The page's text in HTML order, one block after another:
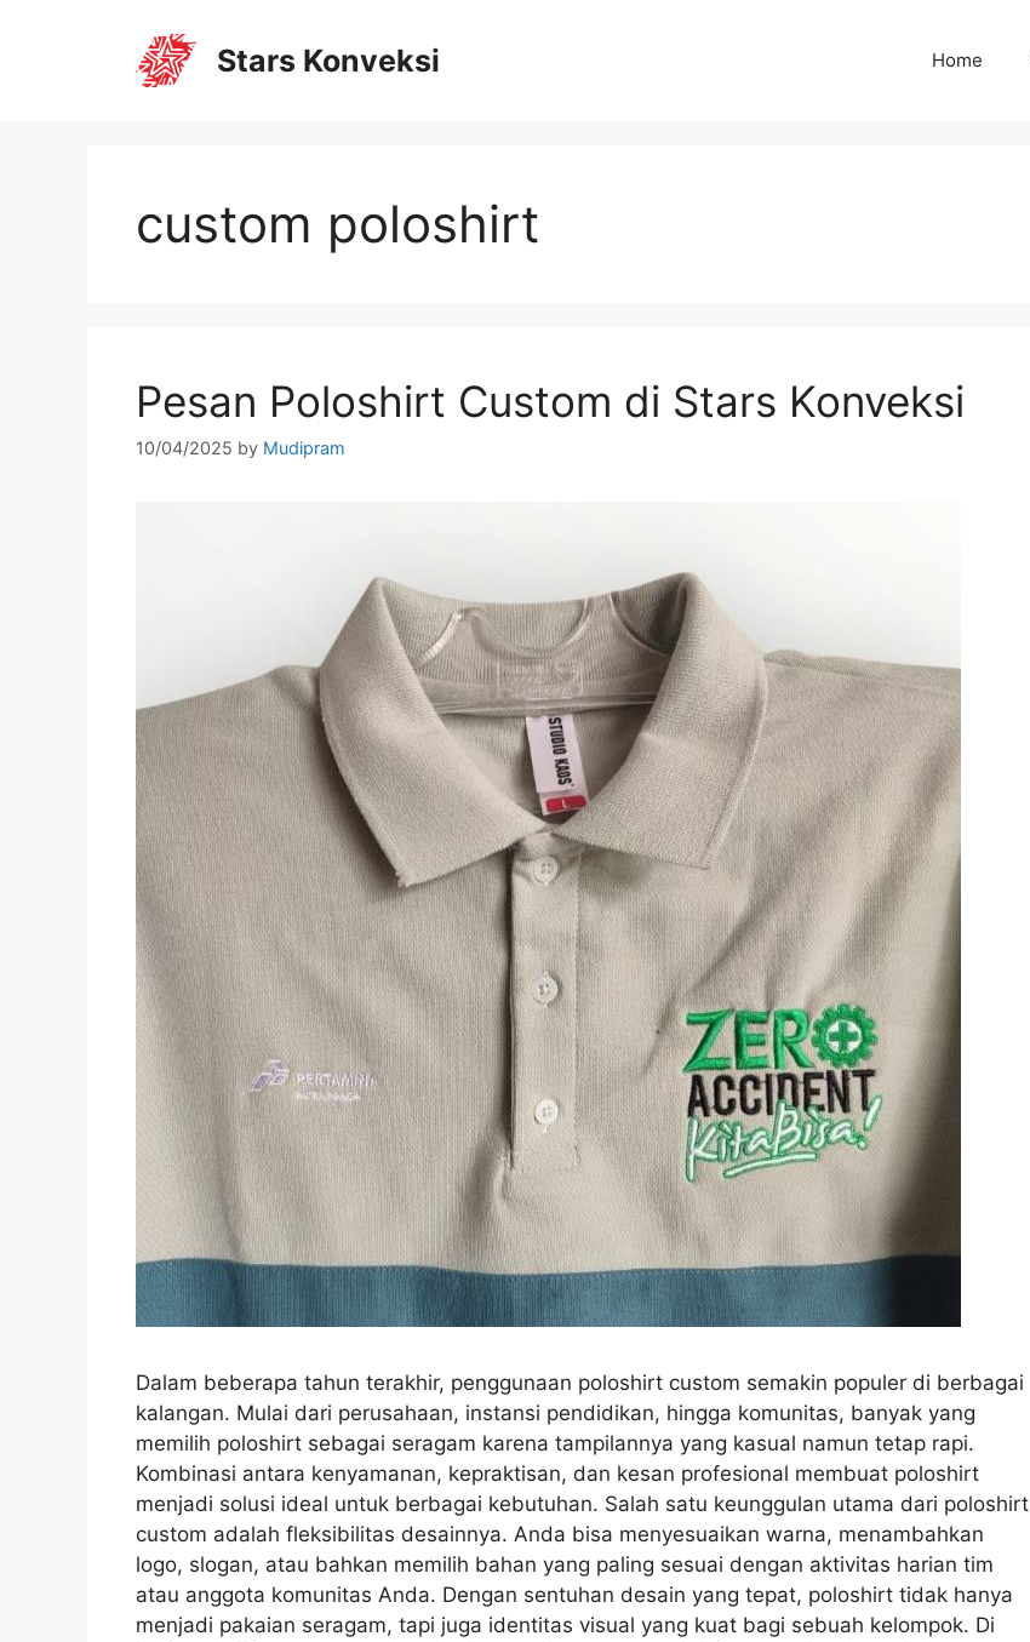
Stars Konveksi Home
custom poloshirt
Pesan Poloshirt Custom di Stars Konveksi
10/04/2025 by Mudipram
Dalam beberapa tahun terakhir, penggunaan poloshirt custom semakin populer di berbagai
kalangan. Mulai dari perusahaan, instansi pendidikan, hingga komunitas, banyak yang
memilih poloshirt sebagai seragam karena tampilannya yang kasual namun tetap rapi.
Kombinasi antara kenyamanan, kepraktisan, dan kesan profesional membuat poloshirt
menjadi solusi ideal untuk berbagai kebutuhan. Salah satu keunggulan utama dari poloshirt
custom adalah fleksibilitas desainnya. Anda bisa menyesuaikan warna, menambahkan
logo, slogan, atau bahkan memilih bahan yang paling sesuai dengan aktivitas harian tim
atau anggota komunitas Anda. Dengan sentuhan desain yang tepat, poloshirt tidak hanya
menjadi pakaian seragam, tapi juga identitas visual yang kuat bagi sebuah kelompok. Di